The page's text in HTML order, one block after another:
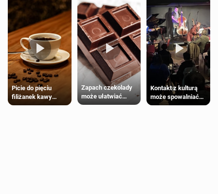
Picie do pięciu
filiżanek kawy
dziennie jest
Zapach czekolady
może ułatwiać
trening siłowy
Kontakt z kulturą
może spowalniać
starzenie